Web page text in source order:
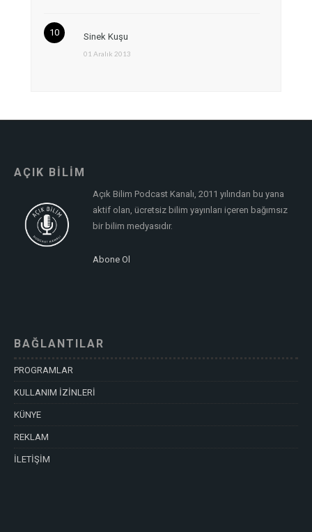
Sinek Kuşu
01 Aralık 2013
AÇIK BİLİM
Açık Bilim Podcast Kanalı, 2011 yılından bu yana
aktif olan, ücretsiz bilim yayınları içeren bağımsız
bir bilim medyasıdır.
Abone Ol
BAĞLANTILAR
PROGRAMLAR
KULLANIM İZİNLERİ
KÜNYE
REKLAM
İLETİŞİM